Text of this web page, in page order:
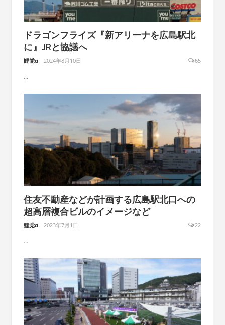
ドラゴンフライズ『新アリーナを広島駅北
に』JRと協議へ
鯉党α 2024年8月10日 65
...
住友不動産などが計画する広島駅北口への
超高層複合ビルのイメージなど
鯉党α 2023年7月1日 22
...